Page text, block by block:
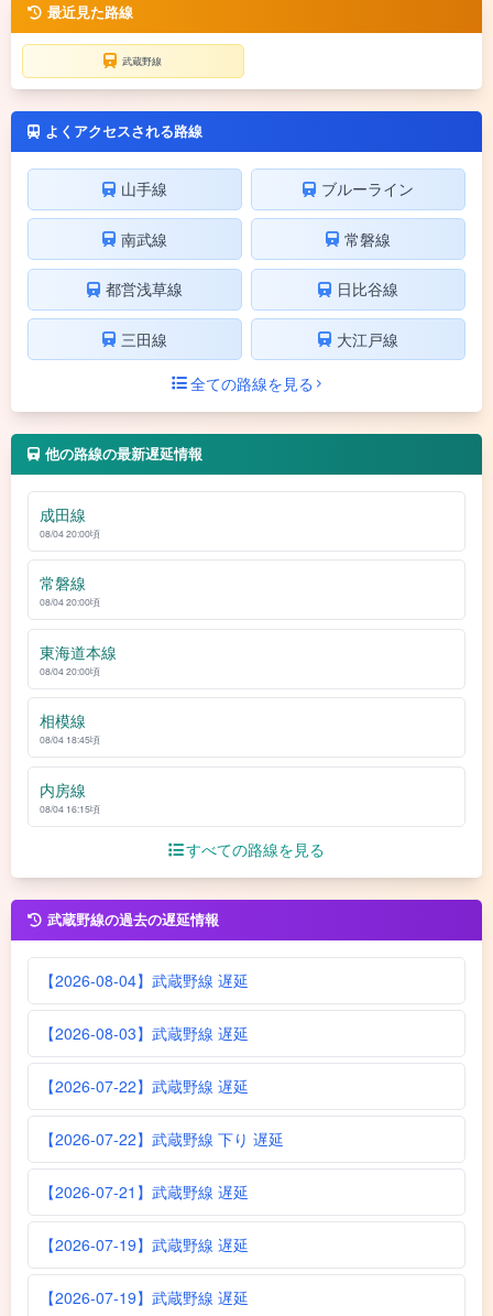
最近見た路線
武蔵野線
よくアクセスされる路線
山手線 ブルーライン
南武線 常磐線
都営浅草線 日比谷線
三田線
大江戸線
全ての路線を見る
他の路線の最新遅延情報
成田線
08/04 20:00頃
常磐線
08/04 20:00頃
東海道本線
08/04 20:00頃
相模線
08/04 18:45頃
内房線
08/04 16:15頃
すべての路線を見る
武蔵野線の過去の遅延情報
【2026-08-04】武蔵野線 遅延
【2026-08-03】武蔵野線 遅延
【2026-07-22】武蔵野線 遅延
【2026-07-22】武蔵野線 下り 遅延
【2026-07-21】武蔵野線 遅延
【2026-07-19】武蔵野線 遅延
【2026-07-19】武蔵野線 遅延